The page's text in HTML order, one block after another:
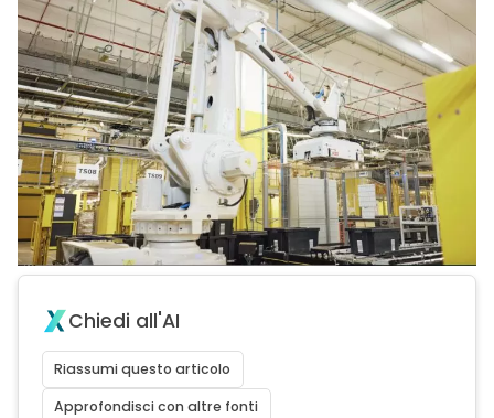
Chiedi all'AI
Riassumi questo articolo
Approfondisci con altre fonti